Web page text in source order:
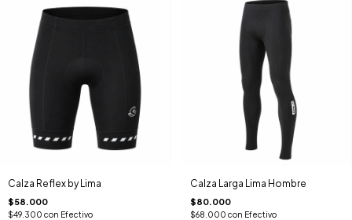
Calza Reflex by Lima
$58.000
$49.300 con Efectivo
Calza Larga Lima Hombre
$80.000
$68.000 con Efectivo